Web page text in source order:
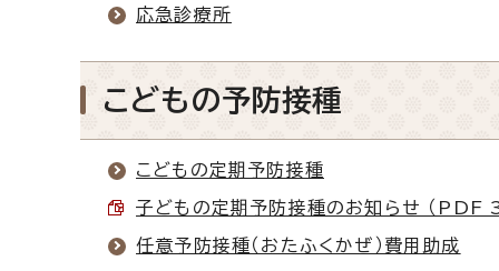
応急診療所
こどもの予防接種
こどもの定期予防接種
子どもの定期予防接種のお知らせ （
任意予防接種（おたふくかぜ）費用助成